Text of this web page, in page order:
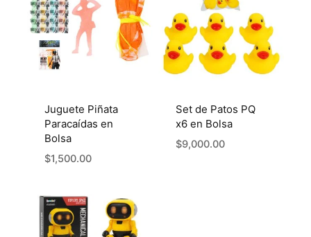
Juguete Piñata
Paracaídas en
Bolsa
$1,500.00
Set de Patos PQ
x6 en Bolsa
$9,000.00